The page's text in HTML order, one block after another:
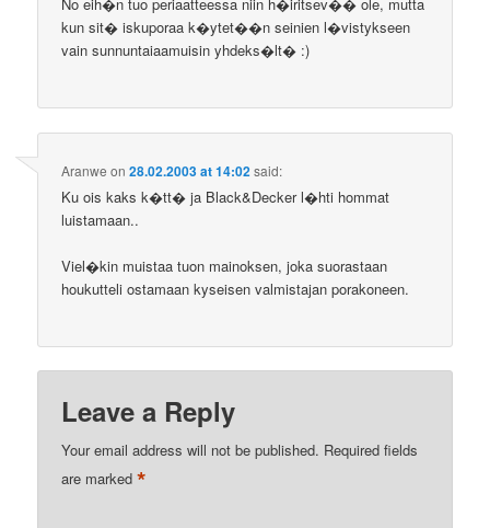
kun sit� iskuporaa k�ytet��n seinien l�vistykseen
vain sunnuntaiaamuisin yhdeks�lt� :)
Aranwe on28.02.2003 at 14:02said:
Ku ois kaks k�tt� ja Black&Decker l�hti hommat
luistamaan..
Viel�kin muistaa tuon mainoksen, joka suorastaan
houkutteli ostamaan kyseisen valmistajan porakoneen.
Leave a Reply
Your email address will not be published. Required fields
are marked*